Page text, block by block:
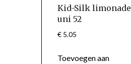
Kid-Silk limonade
uni 52
€ 5.05
Toevoegen aan